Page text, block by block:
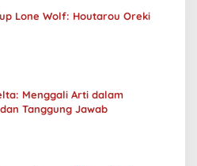
Lone Wolf: Houtarou Oreki
Menggali Arti dalam
Tanggung Jawab